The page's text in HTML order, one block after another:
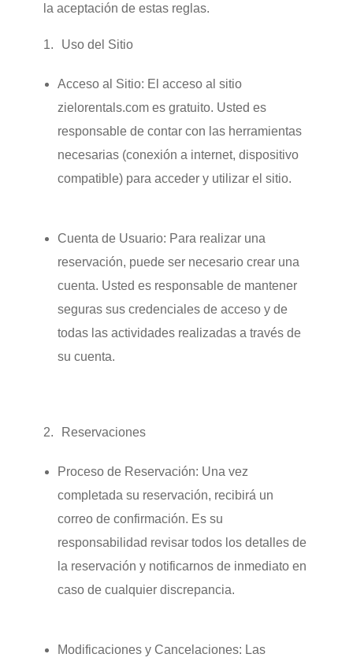
la aceptación de estas reglas.
Uso del Sitio
Acceso al Sitio: El acceso al sitio
zielorentals.com es gratuito. Usted es
responsable de contar con las herramientas
necesarias (conexión a internet, dispositivo
compatible) para acceder y utilizar el sitio.
Cuenta de Usuario: Para realizar una
reservación, puede ser necesario crear una
cuenta. Usted es responsable de mantener
seguras sus credenciales de acceso y de
todas las actividades realizadas a través de
su cuenta.
Reservaciones
Proceso de Reservación: Una vez
completada su reservación, recibirá un
correo de confirmación. Es su
responsabilidad revisar todos los detalles de
la reservación y notificarnos de inmediato en
caso de cualquier discrepancia.
Modificaciones y Cancelaciones: Las